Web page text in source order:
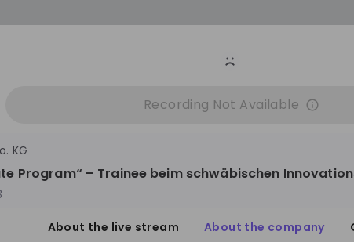
Recording Not Available
KG
Program“ – Trainee beim schwäbischen
About the live stream About the company